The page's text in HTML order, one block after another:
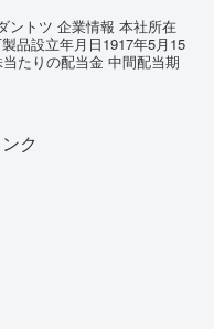
ントツ 企業情報 本社所在
品設立年月日1917年5月15
たりの配当金 中間配当期
ク